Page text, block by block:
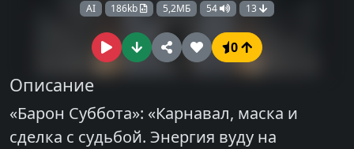
AI 186kb 5,2МБ 54 13
0
Описание
«Барон Суббота»: «Карнавал, маска и
сделка с судьбой. Энергия вуду на